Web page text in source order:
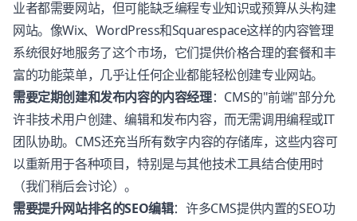
业者都需要网站，但可能缺乏编程专业知识或预算从头构建
网站。像Wix、WordPress和Squarespace这样的内容管理
系统很好地服务了这个市场，它们提供价格合理的套餐和丰
富的功能菜单，几乎让任何企业都能轻松创建专业网站。
需要定期创建和发布内容的内容经理：CMS的"前端"部分允
许非技术用户创建、编辑和发布内容，而无需调用编程或IT
团队协助。CMS还充当所有数字内容的存储库，这些内容可
以重新用于各种项目，特别是与其他技术工具结合使用时
（我们稍后会讨论）。
需要提升网站排名的SEO编辑：许多CMS提供内置的SEO功